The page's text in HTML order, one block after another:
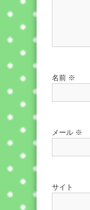
名前 ※
メール ※
サイト